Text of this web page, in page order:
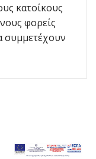
κατοίκους
φορείς
συμμετέχουν